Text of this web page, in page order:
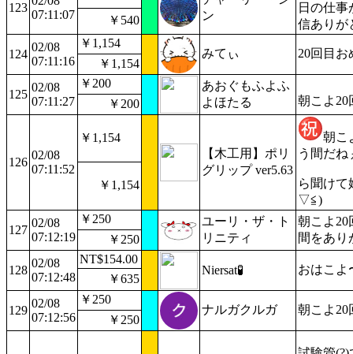
123
07:11:07
ン
日の仕
信ありが
￥540
124
02/08
07:11:16
￥1,154
みてぃ 20回目お
￥1,154
125
02/08
07:11:27
￥200
あおぐもふよふ
よほたる
朝こよ20
￥200
126
02/08
07:11:52
￥1,154
【木工用】ポリ
グリップ ver5.63
朝こ
う間だね
ら聞けて
▽≦)
￥1,154
127
02/08
07:12:19
￥250
ユーリ・ザ・ト
リニティ
朝こよ20
間をあり
￥250
128
02/08
07:12:48
NT$154.00
Niersat🧪
おはこよ
￥635
129
02/08
07:12:56
￥250
ナルガクルガ 朝こよ20
￥250